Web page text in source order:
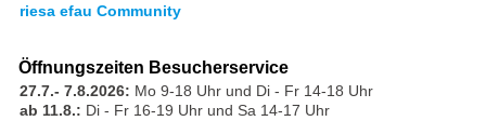
riesa efau Community
Öffnungszeiten Besucherservice
27.7.- 7.8.2026: Mo 9-18 Uhr und Di - Fr 14-18 Uhr
ab 11.8.: Di - Fr 16-19 Uhr und Sa 14-17 Uhr